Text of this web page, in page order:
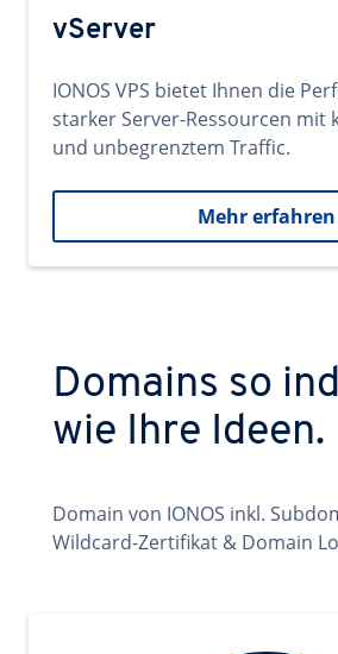
vServer
IONOS VPS bietet Ihnen die
starker Server-Ressourcen mit
und unbegrenztem Traffic.
Mehr erfahren
Domains so
wie Ihre Ideen.
Domain von IONOS inkl.
Wildcard-Zertifikat & Domain